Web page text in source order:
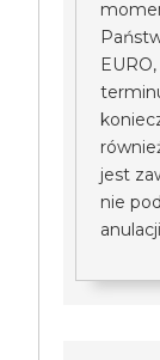
jest
nie